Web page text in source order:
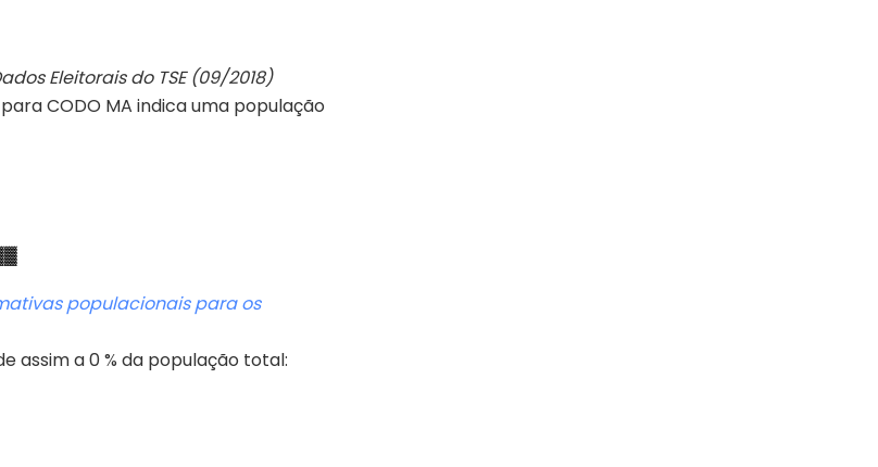
Eleitorais do TSE (09/2018)
CODO MA indica uma população
populacionais para os
assim a 0 % da população total: